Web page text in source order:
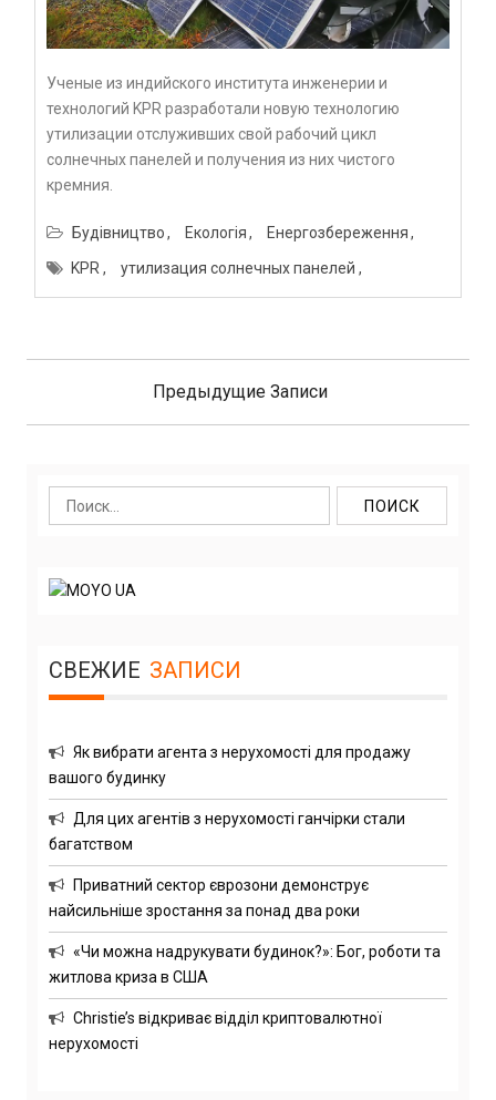
Ученые из индийского института инженерии и
технологий KPR разработали новую технологию
утилизации отслуживших свой рабочий цикл
солнечных панелей и получения из них чистого
кремния.
Будівництво Екологія
Енергозбереження
KPR
утилизация солнечных панелей
Навигация
Предыдущие Записи
Найти:
СВЕЖИЕ ЗАПИСИ
Як вибрати агента з нерухомості для продажу
вашого будинку
Для цих агентів з нерухомості ганчірки стали
багатством
Приватний сектор єврозони демонструє
найсильніше зростання за понад два роки
«Чи можна надрукувати будинок?»: Бог, роботи та
житлова криза в США
Christie’s відкриває відділ криптовалютної
нерухомості